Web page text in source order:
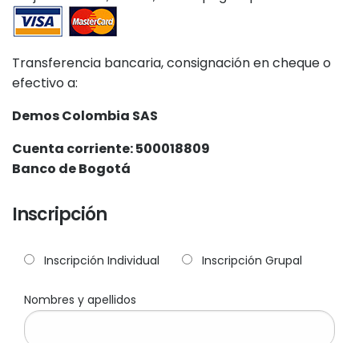
Transferencia bancaria, consignación en cheque o
efectivo a:
Demos Colombia SAS
Cuenta corriente: 500018809
Banco de Bogotá
Inscripción
Inscripción Individual Inscripción Grupal
Nombres y apellidos